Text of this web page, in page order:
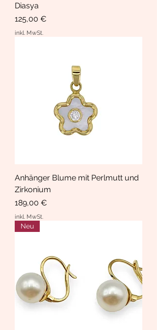
Diasya
Preis
125,00 €
inkl. MwSt.
Anhänger Blume mit Perlmutt und
Zirkonium
Preis
189,00 €
inkl. MwSt.
Neu